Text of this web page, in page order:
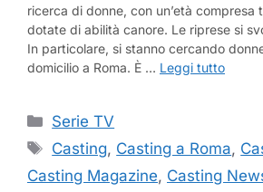
ricerca di donne, con un’età compresa
dotate di abilità canore. Le riprese si
In particolare, si stanno cercando
domicilio a Roma. È … Leggi tutto
Categorie
Serie TV
Tag
Casting, Casting a Roma,
Casting Magazine, Casting